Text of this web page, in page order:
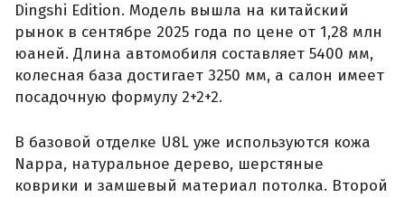
Dingshi Edition. Модель вышла на китайский
рынок в сентябре 2025 года по цене от 1,28 млн
юаней. Длина автомобиля составляет 5400 мм,
колесная база достигает 3250 мм, а салон имеет
посадочную формулу 2+2+2.
В базовой отделке U8L уже используются кожа
Nappa, натуральное дерево, шерстяные
коврики и замшевый материал потолка. Второй